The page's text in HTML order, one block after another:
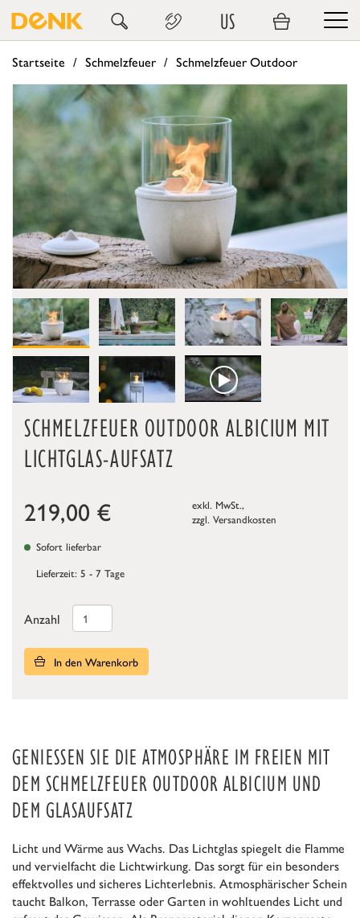
US
Startseite Schmelzfeuer Schmelzfeuer Outdoor
SCHMELZFEUER OUTDOOR ALBICIUM MIT
LICHTGLAS-AUFSATZ
219,00 €
exkl. MwSt.,
zzgl. Versandkosten
Sofort lieferbar
Lieferzeit: 5 - 7 Tage
Anzahl
In den Warenkorb
GENIESSEN SIE DIE ATMOSPHÄRE IM FREIEN MIT D
EM SCHMELZFEUER OUTDOOR ALBICIUM UND D
EM GLASAUFSATZ
Licht und Wärme aus Wachs. Das Lichtglas spiegelt die Flamme
und vervielfacht die Lichtwirkung. Das sorgt für ein besonders
effektvolles und sicheres Lichterlebnis. Atmosphärischer Schein
taucht Balkon, Terrasse oder Garten in wohltuendes Licht und